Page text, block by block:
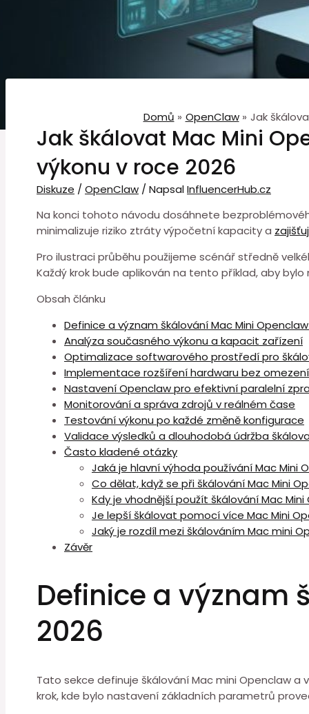
Domů OpenClaw Jak
Jak škálovat Mac Mini
výkonu v roce 2026
Diskuze / OpenClaw / NapsalInfluencerHub.cz
Na konci tohoto návodu dosáhnete
minimalizuje riziko ztráty výpočetní kapacity a
Pro⁤ ilustraci průběhu použijeme scénář středně
Každý krok bude aplikován na tento příklad, aby
Obsah článku
Definice a význam škálování Mac ⁤Mini
Analýza současného výkonu a kapacit zařízení
Optimalizace softwarového prostředí pro
Implementace rozšíření hardwaru bez
Nastavení ⁣Openclaw pro efektivní paralelní
Monitorování⁤ a⁤ správa zdrojů v reálném čase
Testování výkonu po každé změně⁣ konfigurace
Validace výsledků a dlouhodobá údržba
Často kladené otázky
Jaká je hlavní výhoda používání⁢ Mac
Co dělat, když se při škálování Mac Mini
Kdy je vhodnější použít škálování Mac
Je lepší škálovat pomocí více Mac Mini⁣
Jaký je rozdíl mezi škálováním Mac ⁤mini
Závěr
Definice a význam
2026
Tato sekce definuje škálování Mac mini Openclaw
krok, kde bylo nastavení základních parametrů